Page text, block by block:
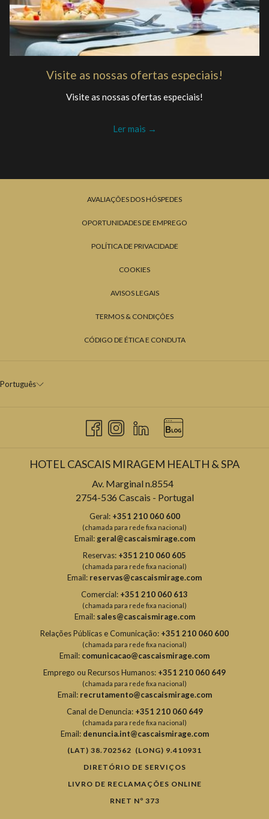
Visite as nossas ofertas especiais!
Visite as nossas ofertas especiais!
Ler mais
AVALIAÇÕES DOS HÓSPEDES
OPORTUNIDADES DE EMPREGO
POLÍTICA DE PRIVACIDADE
COOKIES
AVISOS LEGAIS
TERMOS & CONDIÇÕES
CÓDIGO DE ÉTICA E CONDUTA
Português
HOTEL CASCAIS MIRAGEM HEALTH & SPA
Av. Marginal n.8554
2754-536 Cascais - Portugal
Geral: +351 210 060 600
(chamada para rede fixa nacional)
Email: geral@cascaismirage.com
Reservas: +351 210 060 605
(chamada para rede fixa nacional)
Email: reservas@cascaismirage.com
Comercial: +351 210 060 613
(chamada para rede fixa nacional)
Email: sales@cascaismirage.com
Relações Públicas e Comunicação: +351 210 060 600
(chamada para rede fixa nacional)
Email: comunicacao@cascaismirage.com
Emprego ou Recursos Humanos: +351 210 060 649
(chamada para rede fixa nacional)
Email: recrutamento@cascaismirage.com
Canal de Denuncia: +351 210 060 649
(chamada para rede fixa nacional)
Email: denuncia.int@cascaismirage.com
(LAT) 38.702562 (LONG) 9.410931
DIRETÓRIO DE SERVIÇOS
LIVRO DE RECLAMAÇÕES ONLINE
RNET Nº 373